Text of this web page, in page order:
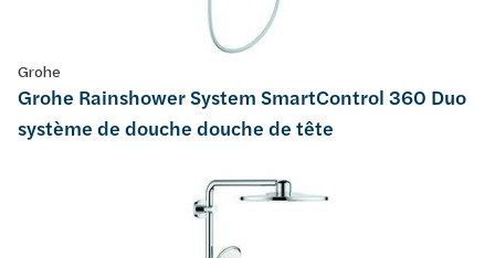
Grohe
Grohe Rainshower System SmartControl 360 Duo
système de douche douche de tête